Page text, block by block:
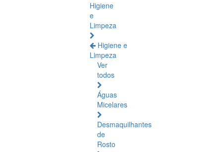
Higiene
e
Limpeza
Higiene e
Limpeza
Ver
todos
Águas
Micelares
Desmaquilhantes
de
Rosto